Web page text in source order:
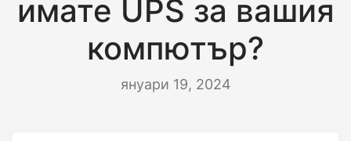
имате UPS за вашия
компютър?
януари 19, 2024